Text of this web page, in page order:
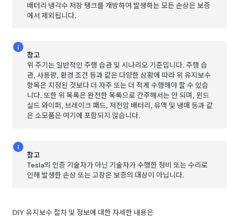
배터리 냉각수 저장 탱크를 개방하여 발생하는 모든 손상은 보증
에서 제외됩니다.
참고
위 주기는 일반적인 주행 습관 및 시나리오 기준입니다. 주행 습
관, 사용량, 환경 조건 등과 같은 다양한 상황에 따라 위 유지보수
항목은 지정된 것보다 더 자주 또는 더 적게 수행해야 할 수 있습
니다. 또한 위 목록은 완전한 목록으로 간주해서는 안 되며, 윈드
실드 와이퍼 , 브레이크 패드, 저전압 배터리, 유액 및 냉매 등과 같
은 소모품은 여기에 포함되지 않습니다.
참고
Tesla의 인증 기술자가 아닌 기술자가 수행한 정비 또는 수리로
인해 발생한 손상 또는 고장은 보증의 대상이 아닙니다.
DIY 유지보수 절차 및 정보에 대한 자세한 내용은